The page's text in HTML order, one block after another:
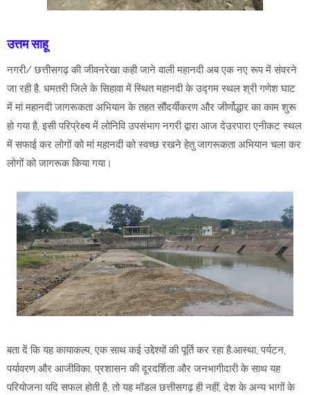
उत्तम साहू
नगरी/ छत्तीसगढ़ की जीवनरेखा कही जाने वाली महानदी अब एक नए रूप में संवरने
जा रही है. धमतरी जिले के सिहावा में स्थित महानदी के उद्गम स्थल श्री गणेश घाट
में मां महानदी जागरूकता अभियान के तहत सौंदर्यीकरण और जीर्णोद्धार का काम शुरू
हो गया है, इसी परिप्रेक्ष्य में लोनिवि उपसंभाग नगरी द्वारा आज देउरपारा एनीकट स्थल
में सफाई कर लोगों को मां महानदी को स्वच्छ रखने हेतु जागरूकता अभियान चला कर
लोगों को जागरूक किया गया।
बता दें कि यह कायाकल्प, एक साथ कई उद्देश्यों की पूर्ति कर रहा है.आस्था, पर्यटन,
पर्यावरण और आजीविका. प्रशासन की दूरदर्शिता और जनभागीदारी के साथ यह
परियोजना यदि सफल होती है, तो यह मॉडल छत्तीसगढ़ ही नहीं, देश के अन्य भागों के